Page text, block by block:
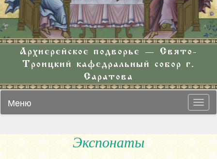
Архиерейское подворье — Свято-
Троицкий кафедральный собор г.
Саратова
Меню
Экспонаты